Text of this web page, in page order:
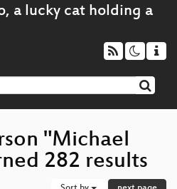
"Michael
282 results